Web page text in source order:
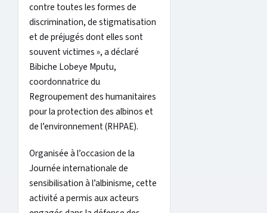
contre toutes les formes de
discrimination, de stigmatisation
et de préjugés dont elles sont
souvent victimes », a déclaré
Bibiche Lobeye Mputu,
coordonnatrice du
Regroupement des humanitaires
pour la protection des albinos et
de l’environnement (RHPAE).
Organisée à l’occasion de la
Journée internationale de
sensibilisation à l’albinisme, cette
activité a permis aux acteurs